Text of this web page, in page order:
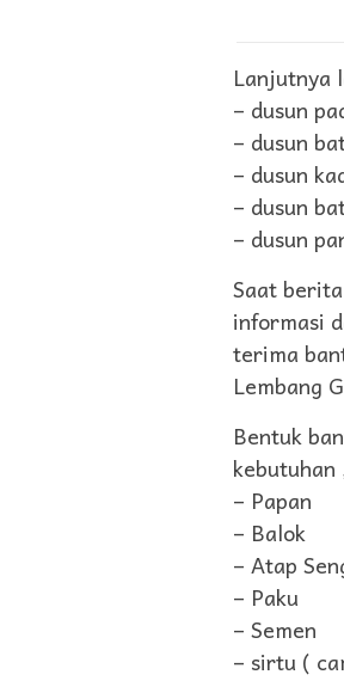
Lanjutnya
– dusun
– dusun
– dusun
– dusun
– dusun
Saat
informasi
terima
Lembang
Bentuk
– Papan
– Balok
– Atap
– Paku
– Semen
– sirtu (